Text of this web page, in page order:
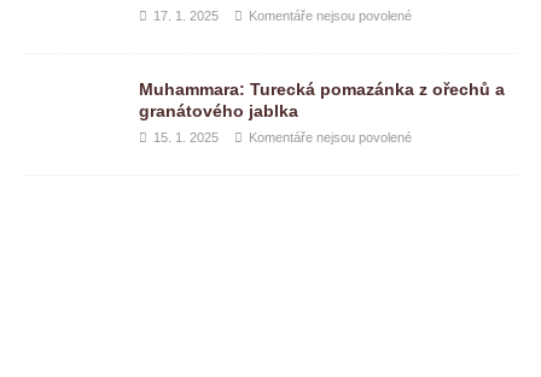
17. 1. 2025 Komentáře nejsou povolené
Muhammara: Turecká pomazánka z ořechů a
granátového jablka
15. 1. 2025 Komentáře nejsou povolené